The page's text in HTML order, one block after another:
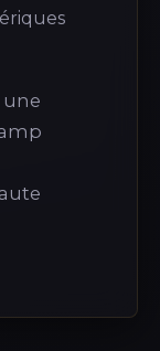
une